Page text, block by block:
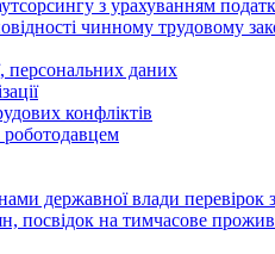
з урахуванням
чинному трудовому
персональних даних
конфліктів
роботодавцем
державної влади перевірок
посвідок на тимчасове